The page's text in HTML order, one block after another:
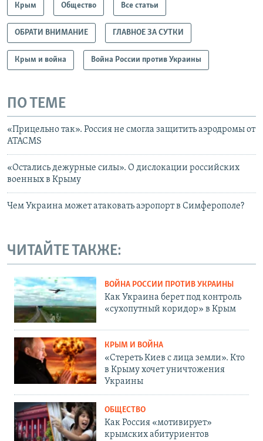
Крым Общество Все статьи
ОБРАТИ ВНИМАНИЕ ГЛАВНОЕ ЗА СУТКИ
Крым и война Война России против Украины
ПО ТЕМЕ
«Прицельно так». Россия не смогла защитить аэродромы от
ATACMS
«Остались дежурные силы». О дислокации российских
военных в Крыму
Чем Украина может атаковать аэропорт в Симферополе?
ЧИТАЙТЕ ТАКЖЕ:
ВОЙНА РОССИИ ПРОТИВ УКРАИНЫ
Как Украина берет под контроль
«сухопутный коридор» в Крым
КРЫМ И ВОЙНА
«Стереть Киев с лица земли». Кто
в Крыму хочет уничтожения
Украины
ОБЩЕСТВО
Как Россия «мотивирует»
крымских абитуриентов